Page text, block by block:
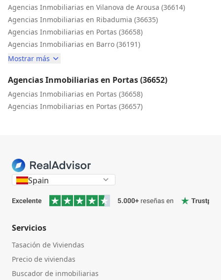
Agencias Inmobiliarias en Vilanova de Arousa (36614)
Agencias Inmobiliarias en Ribadumia (36635)
Agencias Inmobiliarias en Portas (36658)
Agencias Inmobiliarias en Barro (36191)
Mostrar más
Agencias Inmobiliarias en Portas (36652)
Agencias Inmobiliarias en Portas (36658)
Agencias Inmobiliarias en Portas (36657)
Spain
Servicios
Tasación de Viviendas
Precio de viviendas
Buscador de inmobiliarias